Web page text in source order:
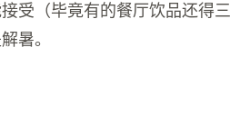
受（毕竟有的餐厅饮品还得三
暑。